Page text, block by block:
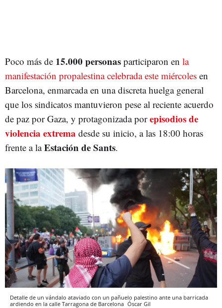
Poco más de 15.000 personas participaron en la
manifestación propalestina celebrada este miércoles en
Barcelona, enmarcada en una discreta huelga general
que los sindicatos mantuvieron pese al reciente acuerdo
de paz por Gaza, y protagonizada por episodios de
violencia extrema desde su inicio, a las 18:00 horas
frente a laEstación de Sants.
Detalle de un vándalo ataviado con un pañuelo palestino ante una barricada
ardiendo en la calle Tarragona de Barcelona Óscar Gil